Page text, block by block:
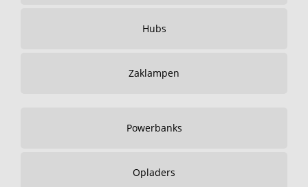
Hubs
Zaklampen
Powerbanks
Opladers